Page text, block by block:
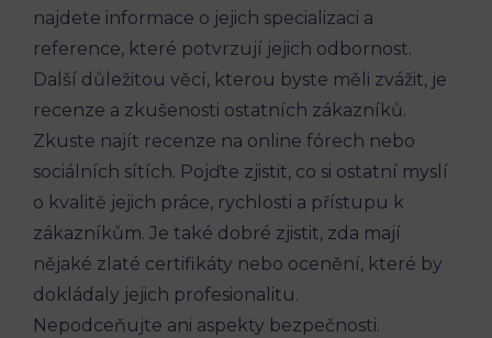
najdete informace ⁤o jejich specializaci a
reference, které potvrzují jejich odbornost.
Další důležitou věcí, kterou byste měli zvážit,​ je
recenze a zkušenosti ostatních zákazníků.
Zkuste najít​ recenze na online fórech nebo
sociálních⁢ sítích. Pojďte ‍zjistit, co si ostatní myslí
o⁢ kvalitě jejich práce, rychlosti a​ přístupu ⁤k
zákazníkům. Je také dobré‍ zjistit,‌ zda mají
nějaké zlaté certifikáty nebo ocenění, které by
dokládaly jejich profesionalitu.
Nepodceňujte ani ⁢aspekty bezpečnosti.